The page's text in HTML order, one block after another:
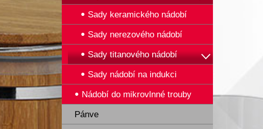
Sady keramického nádobí
Sady nerezového nádobí
Sady titanového nádobí
Sady nádobí na indukci
Nádobí do mikrovlnné trouby
Pánve